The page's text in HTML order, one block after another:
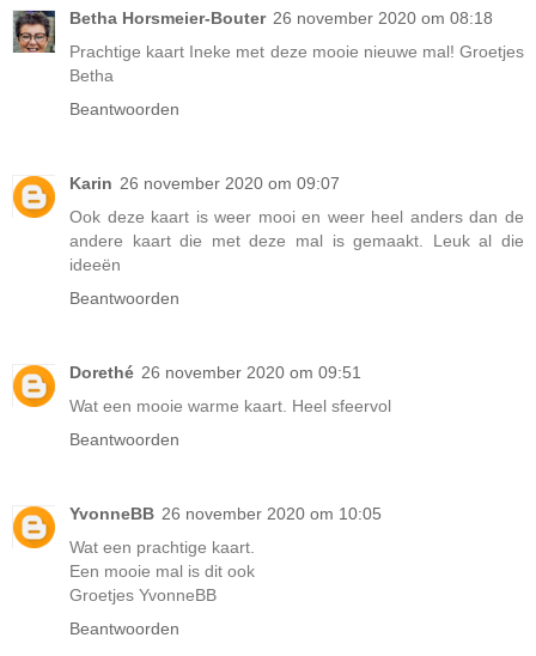
Betha Horsmeier-Bouter 26 november 2020 om 08:18
Prachtige kaart Ineke met deze mooie nieuwe mal! Groetjes
Betha
Beantwoorden
Karin 26 november 2020 om 09:07
Ook deze kaart is weer mooi en weer heel anders dan de
andere kaart die met deze mal is gemaakt. Leuk al die
ideeën
Beantwoorden
Dorethé 26 november 2020 om 09:51
Wat een mooie warme kaart. Heel sfeervol
Beantwoorden
YvonneBB 26 november 2020 om 10:05
Wat een prachtige kaart.
Een mooie mal is dit ook
Groetjes YvonneBB
Beantwoorden